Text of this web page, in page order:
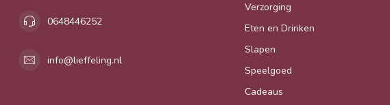
0648446252
info@lieffeling.nl
Verzorging
Eten en Drinken
Slapen
Speelgoed
Cadeaus